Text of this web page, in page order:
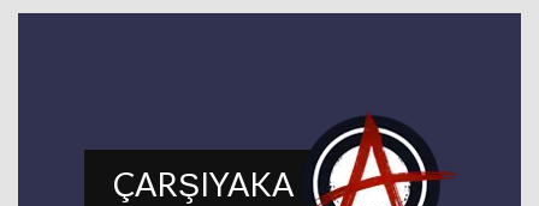
ÇARŞIYAKA